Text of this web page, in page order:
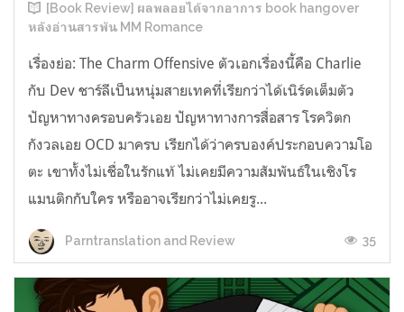
[Book Review] ผลพลอยได้จากอาการ book hangover
หลังอ่านสารพัน MM Romance
เรื่องย่อ: The Charm Offensive ตัวเอกเรื่องนี้คือ Charlie
กับ Dev ชาร์ลีเป็นหนุ่มสายเทคที่เรียกว่าได้เนิร์ดเต็มตัว
ปัญหาทางครอบครัวเอย ปัญหาทางการสื่อสาร โรควิตก
กังวลเอย OCD มาครบ เรียกได้ว่าครบองค์ประกอบความโอ
ตะ เขาทั้งไม่เชื่อในรักแท้ ไม่เคยมีความสัมพันธ์ในเชิงโร
แมนติกกับใคร หรืออาจเรียกว่าไม่เคยรู...
Parntranslation and Review 35